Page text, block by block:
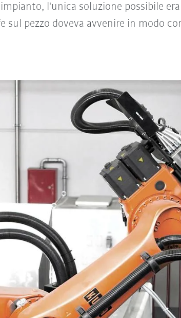
l'unica soluzione possibile
sul pezzo doveva avvenire in modo